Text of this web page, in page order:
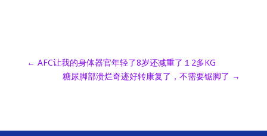
← AFC让我的身体器官年轻了8岁还减重了１2多KG
糖尿脚部溃烂奇迹好转康复了，不需要锯脚了 →